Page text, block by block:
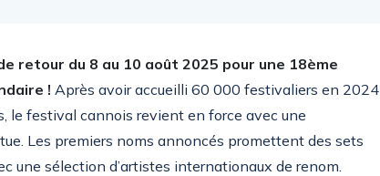
retour du 8 au 10 août 2025 pour une 18ème
! Après avoir accueilli 60 000 festivaliers en 2024
le festival cannois revient en force avec une
Les premiers noms annoncés promettent des sets
une sélection d’artistes internationaux de renom.